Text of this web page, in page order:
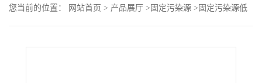
公
您当前的位置： 网站首页 > 产品展厅 > 固定污染源 > 固定污染源低